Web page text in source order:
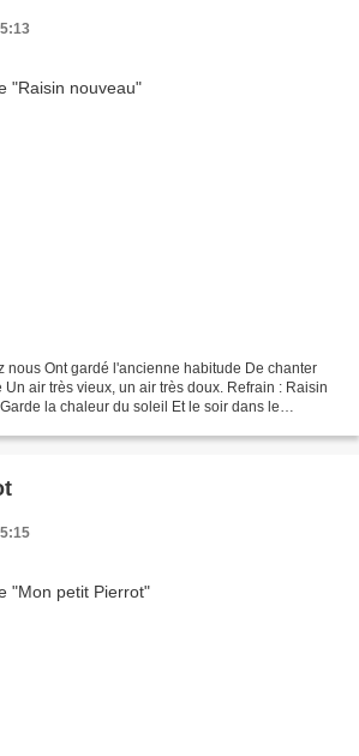
nous Ont gardé l'ancienne habitude De chanter
air très vieux, un air très doux. Refrain : Raisin
la chaleur du soleil Et le soir dans le